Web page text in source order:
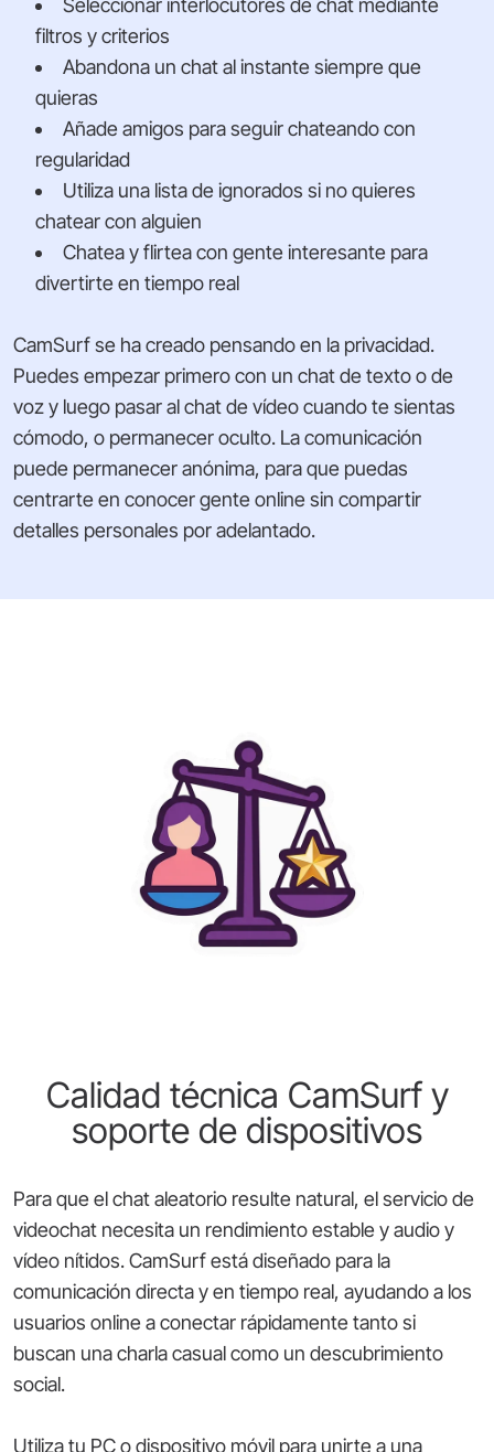
Seleccionar interlocutores de chat mediante
filtros y criterios
Abandona un chat al instante siempre que
quieras
Añade amigos para seguir chateando con
regularidad
Utiliza una lista de ignorados si no quieres
chatear con alguien
Chatea y flirtea con gente interesante para
divertirte en tiempo real
CamSurf se ha creado pensando en la privacidad.
Puedes empezar primero con un chat de texto o de
voz y luego pasar al chat de vídeo cuando te sientas
cómodo, o permanecer oculto. La comunicación
puede permanecer anónima, para que puedas
centrarte en conocer gente online sin compartir
detalles personales por adelantado.
Calidad técnica CamSurf y
soporte de dispositivos
Para que el chat aleatorio resulte natural, el servicio de
videochat necesita un rendimiento estable y audio y
vídeo nítidos. CamSurf está diseñado para la
comunicación directa y en tiempo real, ayudando a los
usuarios online a conectar rápidamente tanto si
buscan una charla casual como un descubrimiento
social.
Utiliza tu PC o dispositivo móvil para unirte a una